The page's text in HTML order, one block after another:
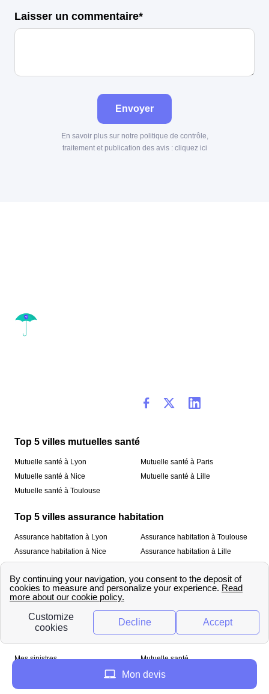
Laisser un commentaire*
Envoyer
En savoir plus sur notre politique de contrôle,
traitement et publication des avis : cliquez ici
Top 5 villes mutuelles santé
Mutuelle santé à Lyon
Mutuelle santé à Nice
Mutuelle santé à Toulouse
Mutuelle santé à Paris
Mutuelle santé à Lille
Top 5 villes assurance habitation
Assurance habitation à Lyon
Assurance habitation à Nice
Assurance habitation à Toulouse
Assurance habitation à Lille
À propos
Qui sommes-nous ? Mentions légales
Mes sinistres
Mutuelle santé
Mon devis